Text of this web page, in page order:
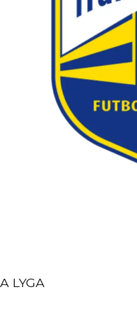
A LYGA